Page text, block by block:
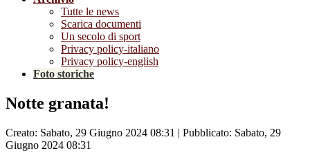
Tutte le news
Scarica documenti
Un secolo di sport
Privacy policy-italiano
Privacy policy-english
Foto storiche
Notte granata!
Creato: Sabato, 29 Giugno 2024 08:31 | Pubblicato: Sabato, 29
Giugno 2024 08:31